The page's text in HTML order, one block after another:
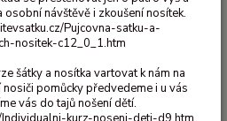
osuška
návštěvě i zkoušení nosítek.
Pujcovna-satku-a-
nositek-c12_0_1.htm
šátky a nosítka vartovat k nám na
pomůcky předvedeme i u vás
vás do tajů nošení dětí.